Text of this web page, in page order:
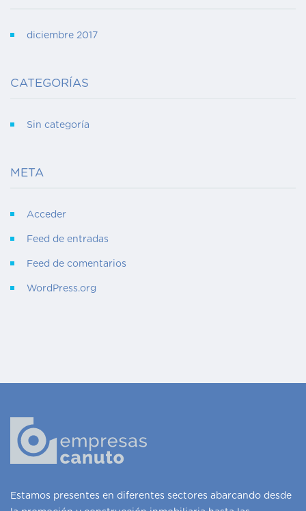
diciembre 2017
CATEGORÍAS
Sin categoría
META
Acceder
Feed de entradas
Feed de comentarios
WordPress.org
Estamos presentes en diferentes sectores abarcando desde